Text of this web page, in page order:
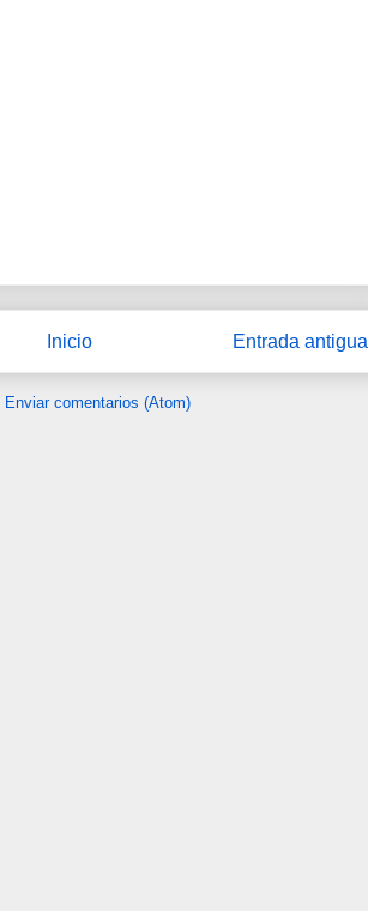
Entrada antigua
Inicio
Enviar comentarios (Atom)